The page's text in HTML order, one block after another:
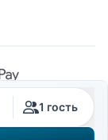
1 гость
© 2026 Crovillas GmbH